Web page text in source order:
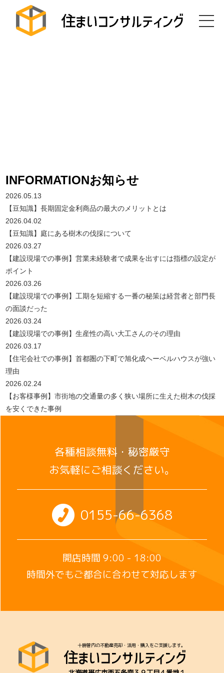
INFORMATIONお知らせ
2026.05.13
【豆知識】長期固定金利商品の最大のメリットとは
2026.04.02
【豆知識】庭にある樹木の伐採について
2026.03.27
【建設現場での事例】営業未経験者で成果を出すには指標の設定が
ポイント
2026.03.26
【建設現場での事例】工期を短縮する一番の秘策は経営者と部門長
の面談だった
2026.03.24
【建設現場での事例】生産性の高い大工さんのその理由
2026.03.17
【住宅会社での事例】首都圏の下町で旭化成ヘーベルハウスが強い
理由
2026.02.24
【お客様事例】市街地の交通量の多く狭い場所に生えた樹木の伐採
を安くできた事例
各種相談無料・秘密厳守
お気軽にご相談ください。
0155-66-6368
開店時間 9:00 - 18:00
時間外でもご都合に合わせて対応します
十勝管内の不動産売却・活用・購入をご支援します。